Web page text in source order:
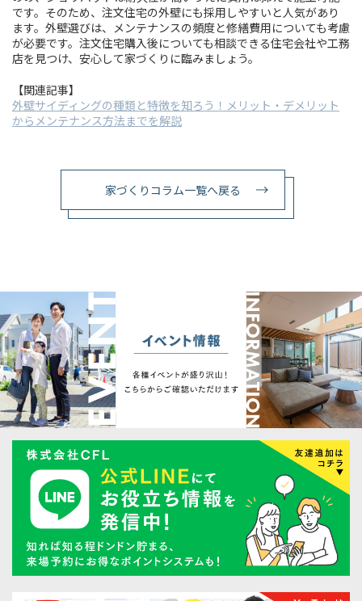
です。そのため、注文住宅の外壁にも採用しやすいと人気があり
ます。外壁選びは、メンテナンスの頻度と修繕費用についても考慮
が必要です。注文住宅購入後についても相談できる住宅会社や工務
店を見つけ、安心して家づくりに臨みましょう。
【関連記事】
外壁サイディングの種類と特徴を知ろう！メリット・デメリット
からメンテナンス方法までを解説
家づくりコラム一覧へ戻る